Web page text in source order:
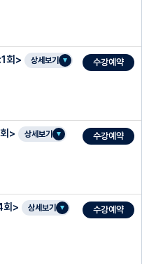
제 불이행자는 필수
구 방법
로 학습/성적 관리
불이행자는 필수
능
직접 상담 실시
화
성
로 학습/성적 관리
리
Check
화 ( 윤리 사상가 유형, 경제 계산 유형, 수
출제 유형 및 문항 Check
회> 상세보기 수강예약
으로 만든 적용문제 제공
> 상세보기 수강예약
축정리
회> 상세보기 수강예약